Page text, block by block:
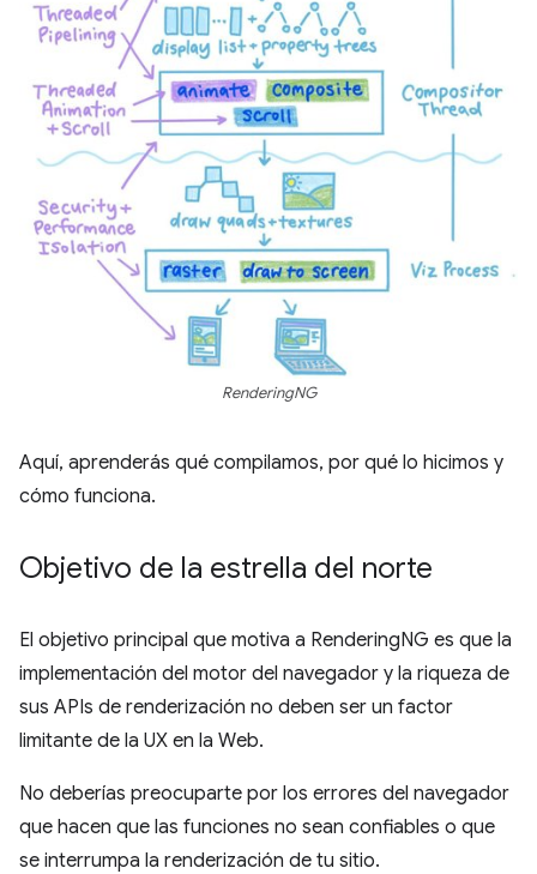
RenderingNG
Aquí, aprenderás qué compilamos, por qué lo hicimos y
cómo funciona.
Objetivo de la estrella del norte
El objetivo principal que motiva a RenderingNG es que la
implementación del motor del navegador y la riqueza de
sus APIs de renderización no deben ser un factor
limitante de la UX en la Web.
No deberías preocuparte por los errores del navegador
que hacen que las funciones no sean confiables o que
se interrumpa la renderización de tu sitio.